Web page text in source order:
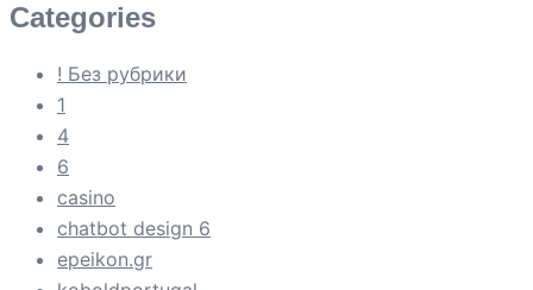
Categories
! Без рубрики
1
4
6
casino
chatbot design 6
epeikon.gr